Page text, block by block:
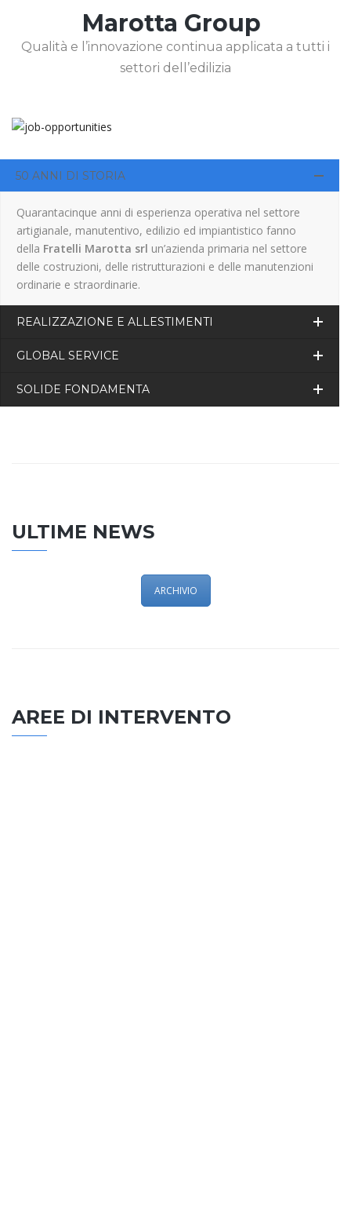
Marotta Group
Qualità e l’innovazione continua applicata a tutti i
settori dell’edilizia
50 ANNI DI STORIA
Quarantacinque anni di esperienza operativa nel settore
artigianale, manutentivo, edilizio ed impiantistico fanno
della Fratelli Marotta srl un’azienda primaria nel settore
delle costruzioni, delle ristrutturazioni e delle manutenzioni
ordinarie e straordinarie.
REALIZZAZIONE E ALLESTIMENTI
GLOBAL SERVICE
SOLIDE FONDAMENTA
ULTIME NEWS
ARCHIVIO
AREE DI INTERVENTO